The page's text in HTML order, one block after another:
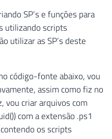
SP’s e funções para
utilizando scripts
utilizar as SP’s deste
código-fonte abaixo, vou
assim como fiz no
vou criar arquivos com
com a extensão .ps1
os scripts